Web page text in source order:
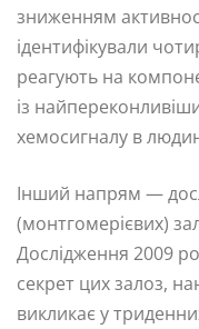
зниженням
ідентифікували
реагують на
із
хемосигналу в
Інший напрям —
(монтгомерієвих)
Дослідження 2009
секрет цих залоз,
викликає у